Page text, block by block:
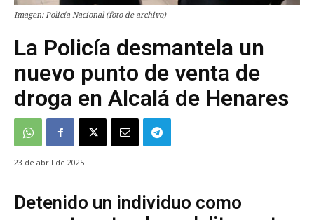
Imagen: Policía Nacional (foto de archivo)
La Policía desmantela un
nuevo punto de venta de
droga en Alcalá de Henares
23 de abril de 2025
Detenido un individuo como